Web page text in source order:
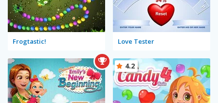
Frogtastic! Love Tester
4.2